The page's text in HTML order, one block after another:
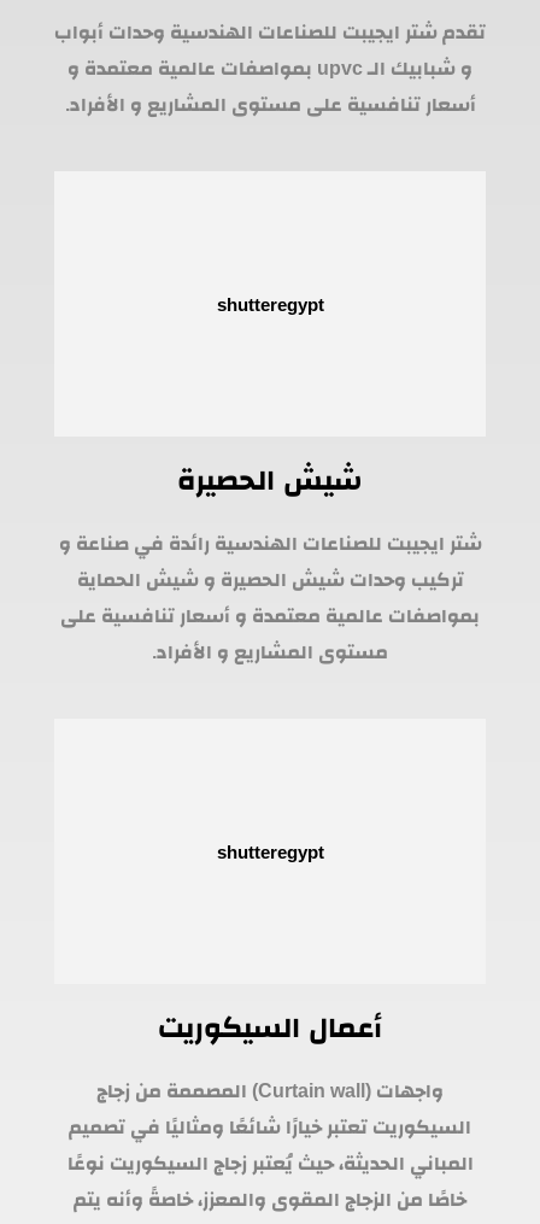
تقدم شتر ايجيبت للصناعات الهندسية وحدات أبواب
و شبابيك الـ upvc بمواصفات عالمية معتمدة و
أسعار تنافسية على مستوى المشاريع و الأفراد.
شيش الحصيرة
شتر ايجيبت للصناعات الهندسية رائدة في صناعة و
تركيب وحدات شيش الحصيرة و شيش الحماية
بمواصفات عالمية معتمدة و أسعار تنافسية على
مستوى المشاريع و الأفراد.
أعمال السيكوريت
واجهات (Curtain wall) المصممة من زجاج
السيكوريت تعتبر خيارًا شائعًا ومثاليًا في تصميم
المباني الحديثة، حيث يُعتبر زجاج السيكوريت نوعًا
خاصًا من الزجاج المقوى والمعزز، خاصةً وأنه يتم